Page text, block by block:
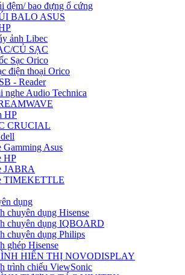
đệm/ bao đựng ổ cứng
BALO ASUS
ảnh Libec
CỦ SẠC
Sạc Orico
điện thoại Orico
- Reader
nghe Audio Technica
HP
CRUCIAL
Gamming Asus
HP
JABRA
TIMEKETTLE
dụng
chuyên dụng Hisense
chuyên dụng IQBOARD
chuyên dụng Philips
ghép Hisense
HIỂN THỊ NOVODISPLAY
trình chiếu ViewSonic